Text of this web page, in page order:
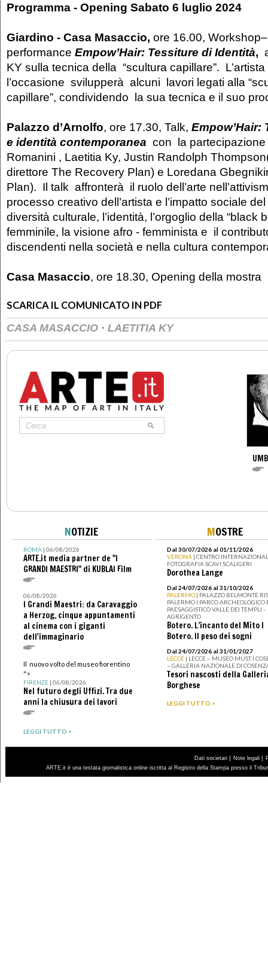
Programma - Opening Sabato 6 luglio 2024
Giardino - Casa Masaccio, ore 16.00, Workshop–
performance Empow’Hair: Tessiture di Identità,
KY sulla tecnica della “scultura capillare”.
l’occasione svilupperà alcuni lavori legati alla
capillare”, condividendo la sua tecnica e il suo
Palazzo d’Arnolfo, ore 17.30, Talk, Empow’Hair:
e identità contemporanea con la
Romanini , Laetitia Ky, Justin Randolph
direttore The Recovery Plan) e Loredana
Plan). Il talk affronterà il ruolo dell’arte
processo creativo dell’artista e l’impatto sociale
diversità culturale, l’identità, l’orgoglio della “black
femminile, la visione afro - femminista e il
discendenti nella società e nella cultura
Casa Masaccio, ore 18.30, Opening della mostra
SCARICA IL COMUNICATO IN PDF
CASA MASACCIO · LAETITIA KY
NOTIZIE
ROMA| 06/08/2026
ARTE.it media partner de "I
GRANDI MAESTRI" di KUBLAI Film
06/08/2026
I Grandi Maestri: da Caravaggio
a Herzog, cinque appuntamenti
al cinema con i giganti
dell'immaginario
Il nuovo volto del museo fiorentino
">
FIRENZE| 06/08/2026
Nel futuro degli Uffizi. Tra due
anni la chiusura dei lavori
LEGGI TUTTO >
MOSTRE
Dal 30/07/2026 al 01/11/2026
VERONA | CENTRO
FOTOGRAFIA SCAVI SCALIGERI
Dorothea Lange
Dal 24/07/2026 al 31/10/2026
PALERMO | PALAZZO BELMONTE
PALERMO I PARCO ARCHEOLOGICO
PAESAGGISTICO VALLE DEI TEMPLI -
AGRIGENTO
Botero. L’incanto del Mito I
Botero. Il peso dei sogni
Dal 24/07/2026 al 31/01/2027
LECCE | LECCE – MUSEO MUST I
– GALLERIA NAZIONALE DI
Tesori nascosti della
Borghese
LEGGI TUTTO >
Dati societari Note legali
ARTE.it è una testata giornalistica online iscritta al Registro della Stampa presso il